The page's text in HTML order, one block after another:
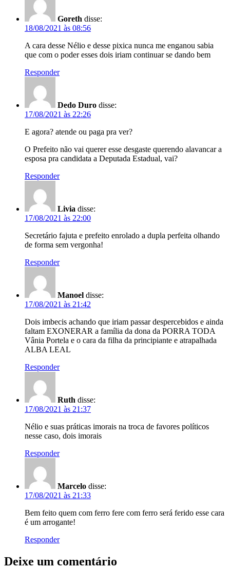
Goreth disse:
18/08/2021 às 08:56
A cara desse Nélio e desse pixica nunca me enganou sabia
que com o poder esses dois iriam continuar se dando bem
Responder
Dedo Duro disse:
17/08/2021 às 22:26
E agora? atende ou paga pra ver?
O Prefeito não vai querer esse desgaste querendo alavancar a
esposa pra candidata a Deputada Estadual, vai?
Responder
Livia disse:
17/08/2021 às 22:00
Secretário fajuta e prefeito enrolado a dupla perfeita olhando
de forma sem vergonha!
Responder
Manoel disse:
17/08/2021 às 21:42
Dois imbecis achando que iriam passar despercebidos e ainda
faltam EXONERAR a família da dona da PORRA TODA
Vânia Portela e o cara da filha da principiante e atrapalhada
ALBA LEAL
Responder
Ruth disse:
17/08/2021 às 21:37
Nélio e suas práticas imorais na troca de favores políticos
nesse caso, dois imorais
Responder
Marcelo disse:
17/08/2021 às 21:33
Bem feito quem com ferro fere com ferro será ferido esse cara
é um arrogante!
Responder
Deixe um comentário